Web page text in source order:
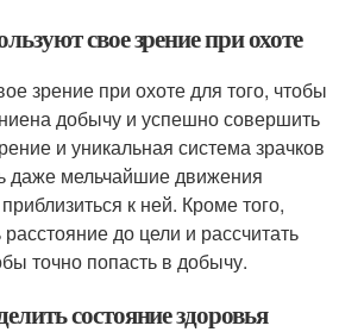
свое зрение при охоте
зрение при охоте для того, чтобы
добычу и успешно совершить
и уникальная система зрачков
даже мельчайшие движения
к ней. Кроме того,
до цели и рассчитать
точно попасть в добычу.
состояние здоровья